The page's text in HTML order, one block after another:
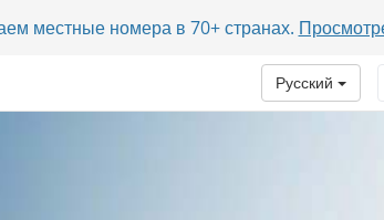
местные номера в 70+ странах.
Русский